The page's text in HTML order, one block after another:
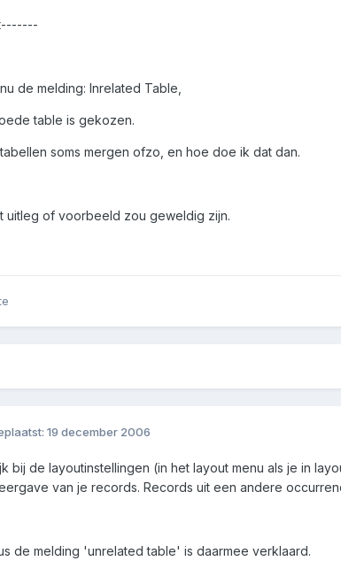
de melding: Inrelated Table,
table is gekozen.
soms mergen ofzo, en hoe doe ik dat dan.
uitleg of voorbeeld zou geweldig zijn.
19 december 2006
bij de layoutinstellingen (in het layout menu als je in
van je records. Records uit een andere
de melding 'unrelated table' is daarmee verklaard.